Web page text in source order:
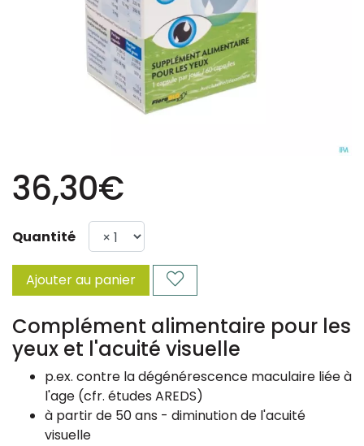
36,30€
Quantité
Ajouter au panier
Complément alimentaire pour les
yeux et l'acuité visuelle
p.ex. contre la dégénérescence maculaire liée à
l'age (cfr. études AREDS)
à partir de 50 ans - diminution de l'acuité
visuelle